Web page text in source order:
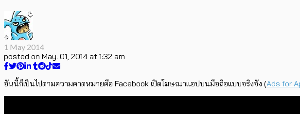
1 May 2014
posted on May. 01, 2014 at 1:32 am
อันนี้ก็เป็นไปตามความคาดหมายคือ Facebook เปิดโฆษณาแอปบนมือถือแบบจริงจัง (Ads for